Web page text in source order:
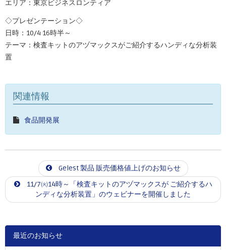
エリア：東京ビジネスロンティア
◇プレゼンテーション◇
日時：10/4 16時半～
テーマ：検査キットのアヅマックスがご紹介するハンディな分析装
置
関連情報
食品開発展
Gelest 製品 販売価格値上げのお知らせ
11/7㈫14時～「検査キットのアヅマックスが ご紹介するハ
ンディな分析装置」のウェビナーを開催しました
最近のお知らせ